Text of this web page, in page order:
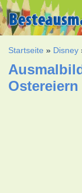
Startseite » Disney
Ostereiern